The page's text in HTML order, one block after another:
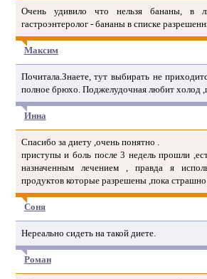
Очень удивило что нельзя бананы, в
гастроэнтеролог - бананы в списке
Максим
Почитала.Знаете, тут выбирать не
полное брюхо. Поджелудочная любит холод
Инна
Спасибо за диету ,очень понятно .
приступы и боль после 3 недель прошли
назначенным лечением , правда я
продуктов которые разрешены ,пока страшно
Соня
Нереально сидеть на такой диете.
Роман